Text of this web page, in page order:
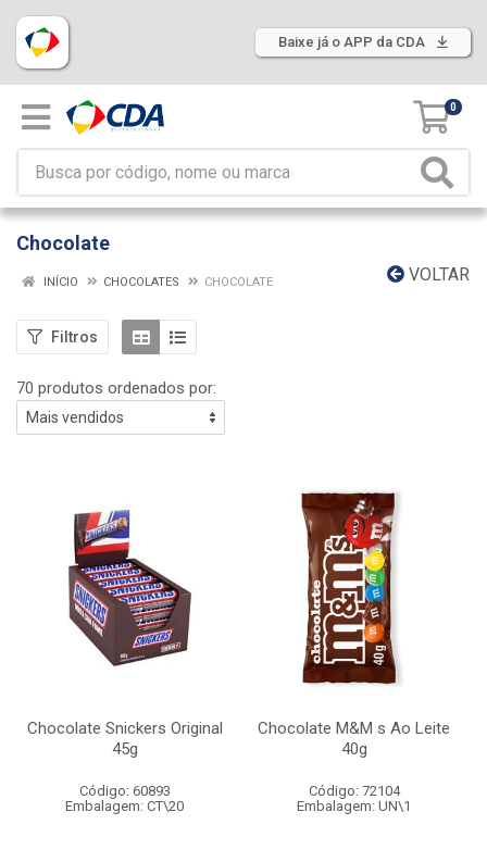
Baixe já o APP da CDA
0
Chocolate
VOLTAR
INÍCIO CHOCOLATES CHOCOLATE
Filtros
70 produtos ordenados por:
Chocolate Snickers Original
45g
Código: 60893
Embalagem: CT\20
Chocolate M&M s Ao Leite
40g
Código: 72104
Embalagem: UN\1